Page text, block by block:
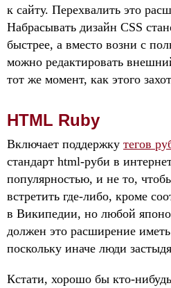
к сайту. Перехвалить это
Набрасывать дизайн CSS
быстрее, а вместо возни с
можно редактировать
тот же момент, как этого
HTML Ruby
Включает поддержку тегов
стандарт html-руби в
популярностью, и не то,
встретить где-либо, кроме
в Википедии, но любой
должен это расширение
поскольку иначе люди
Кстати, хорошо бы кто-